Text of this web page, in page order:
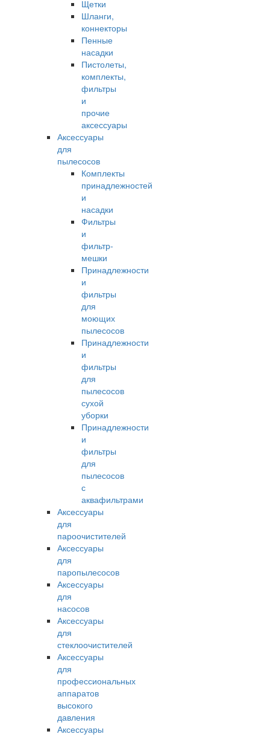
Щетки
Шланги,
коннекторы
Пенные
насадки
Пистолеты,
комплекты,
фильтры
и
прочие
аксессуары
Аксессуары
для
пылесосов
Комплекты
принадлежностей
и
насадки
Фильтры
и
фильтр-
мешки
Принадлежности
и
фильтры
для
моющих
пылесосов
Принадлежности
и
фильтры
для
пылесосов
сухой
уборки
Принадлежности
и
фильтры
для
пылесосов
с
аквафильтрами
Аксессуары
для
пароочистителей
Аксессуары
для
паропылесосов
Аксессуары
для
насосов
Аксессуары
для
стеклоочистителей
Аксессуары
для
профессиональных
аппаратов
высокого
давления
Аксессуары